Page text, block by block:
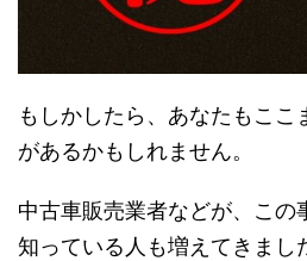
もしかしたら、あなたもここ
があるかもしれません。
中古車販売業者などが、この
知っている人も増えてきまし